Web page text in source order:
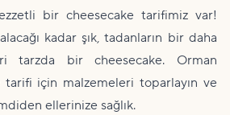
bir cheesecake tarifimiz var!
kadar şık, tadanların bir daha
tarzda bir cheesecake. Orman
tarifi için malzemeleri toparlayın ve
ellerinize sağlık.